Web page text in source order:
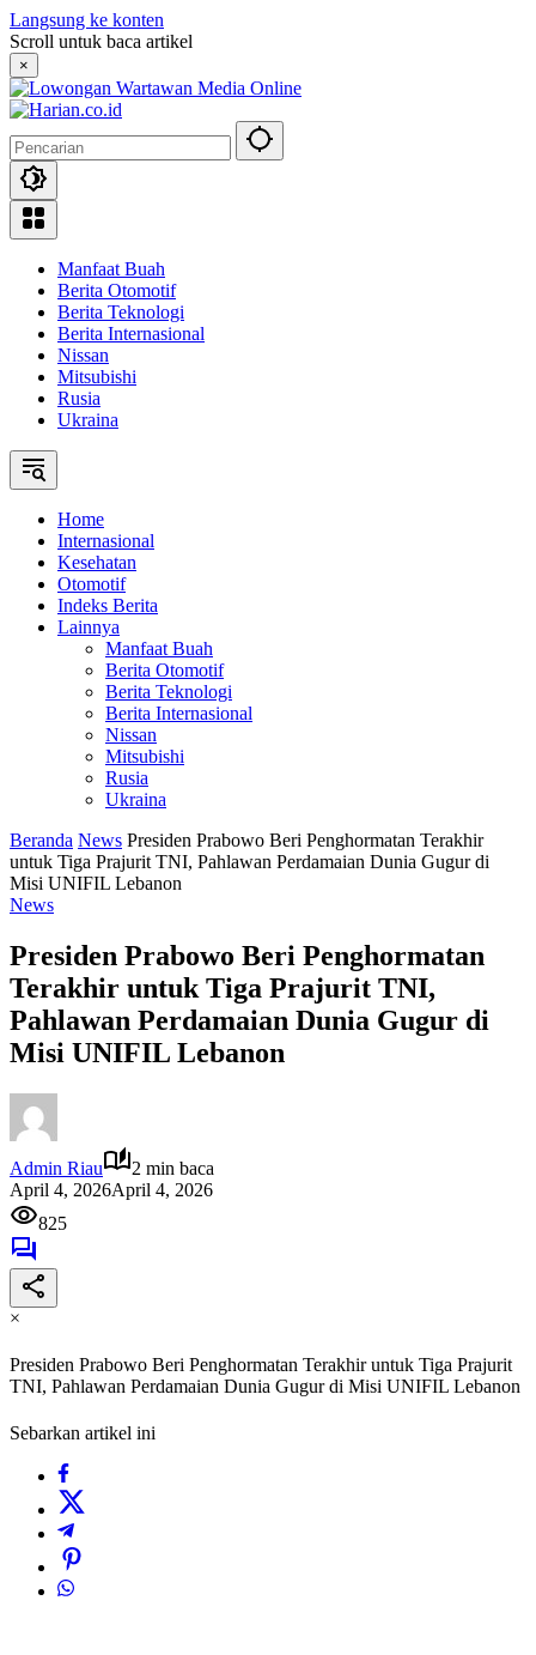
Langsung ke konten
Scroll untuk baca artikel
×
Manfaat Buah
Berita Otomotif
Berita Teknologi
Berita Internasional
Nissan
Mitsubishi
Rusia
Ukraina
Home
Internasional
Kesehatan
Otomotif
Indeks Berita
Lainnya
Manfaat Buah
Berita Otomotif
Berita Teknologi
Berita Internasional
Nissan
Mitsubishi
Rusia
Ukraina
Beranda News Presiden Prabowo Beri Penghormatan Terakhir
untuk Tiga Prajurit TNI, Pahlawan Perdamaian Dunia Gugur di
Misi UNIFIL Lebanon
News
Presiden Prabowo Beri Penghormatan
Terakhir untuk Tiga Prajurit TNI,
Pahlawan Perdamaian Dunia Gugur di
Misi UNIFIL Lebanon
Admin Riau
2 min baca
April 4, 2026April 4, 2026
825
×
Presiden Prabowo Beri Penghormatan Terakhir untuk Tiga Prajurit
TNI, Pahlawan Perdamaian Dunia Gugur di Misi UNIFIL Lebanon
Sebarkan artikel ini